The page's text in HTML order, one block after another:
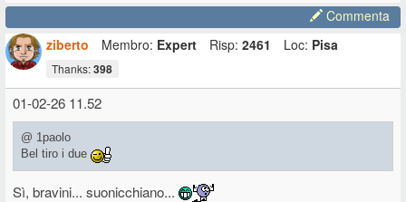
Commenta
ziberto
Membro: Expert Risp: 2461 Loc: Pisa
Thanks:398
01-02-26 11.52
@ 1paolo
Bel tiro i due
Sì, bravini... suonicchiano...